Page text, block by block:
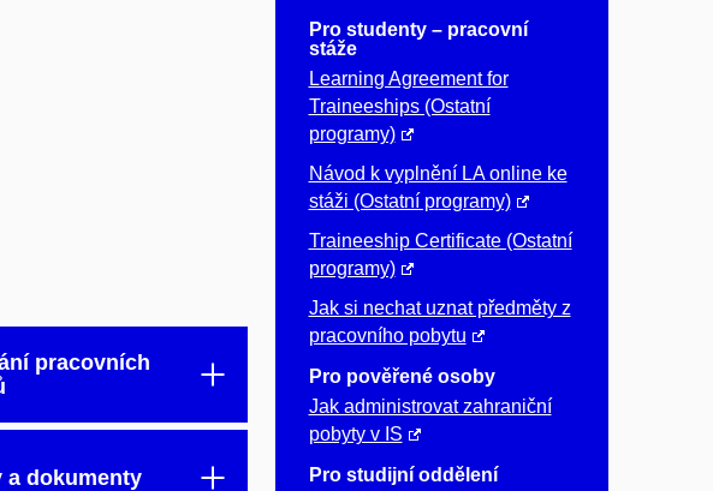
pracovních
a dokumenty
Pro studenty – pracovní
stáže
Learning Agreement for
Traineeships (Ostatní
programy)
Návod k vyplnění LA online ke
stáži (Ostatní programy)
Traineeship Certificate (Ostatní
programy)
Jak si nechat uznat předměty z
pracovního pobytu
Pro pověřené osoby
Jak administrovat zahraniční
pobyty v IS
Pro studijní oddělení